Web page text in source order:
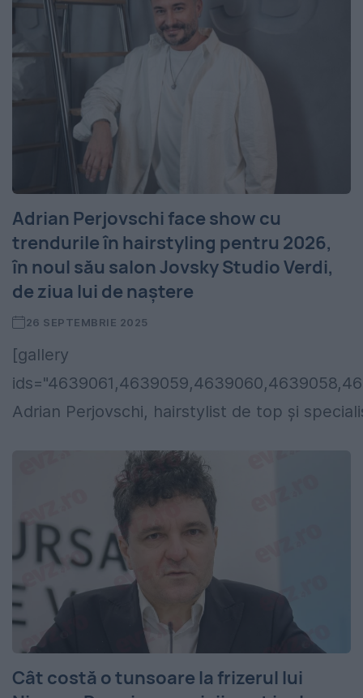
Adrian Perjovschi face show cu
trendurile în hairstyling pentru 2026,
în noul său salon Jovsky Studio Verdi,
de ziua lui de naștere
26 SEPTEMBRIE 2025
[gallery
Adrian Perjovschi, hairstylist de top și
Cât costă o tunsoare la frizerul lui